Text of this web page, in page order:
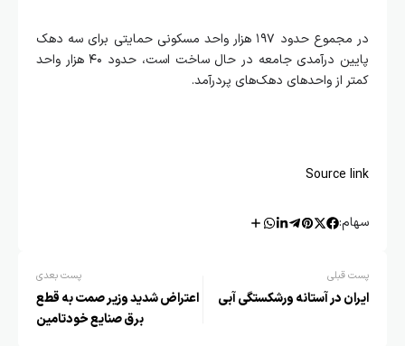
در مجموع حدود ۱۹۷ هزار واحد مسکونی حمایتی برای سه دهک
پایین درآمدی جامعه در حال ساخت است، حدود ۴۰ هزار واحد
کمتر از واحدهای دهک‌های پردرآمد.
Source link
سهام:
پست قبلی
ایران در آستانه ورشکستگی آبی
پست بعدی
اعتراض شدید وزیر صمت به قطع
برق صنایع خودتامین